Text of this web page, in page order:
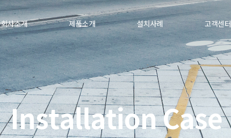
회사소개 제품소개 설치사례 고객센터
Installation Case